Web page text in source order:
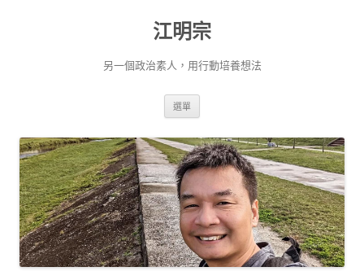
江明宗
另一個政治素人，用行動培養想法
選單